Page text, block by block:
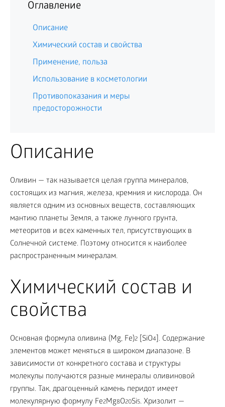
Оглавление
Описание
Химический состав и свойства
Применение, польза
Использование в косметологии
Противопоказания и меры
предосторожности
Описание
Оливин — так называется целая группа минералов,
состоящих из магния, железа, кремния и кислорода. Он
является одним из основных веществ, составляющих
мантию планеты Земля, а также лунного грунта,
метеоритов и всех каменных тел, присутствующих в
Солнечной системе. Поэтому относится к наиболее
распространенным минералам.
Химический состав и
свойства
Основная формула оливина (Мg, Fe)2 [SiO4]. Содержание
элементов может меняться в широком диапазоне. В
зависимости от конкретного состава и структуры
молекулы получаются разные минералы оливиновой
группы. Так, драгоценный камень перидот имеет
молекулярную формулу Fe2Mg8O20Si5. Хризолит —